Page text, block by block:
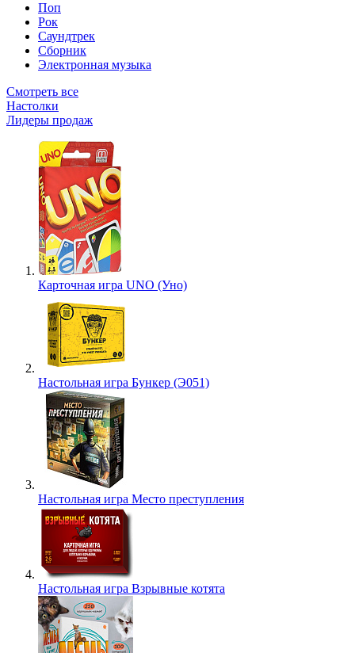
Поп
Рок
Саундтрек
Сборник
Электронная музыка
Смотреть все
Настолки
Лидеры продаж
Карточная игра UNO (Уно)
Настольная игра Бункер (Э051)
Настольная игра Место преступления
Настольная игра Взрывные котята